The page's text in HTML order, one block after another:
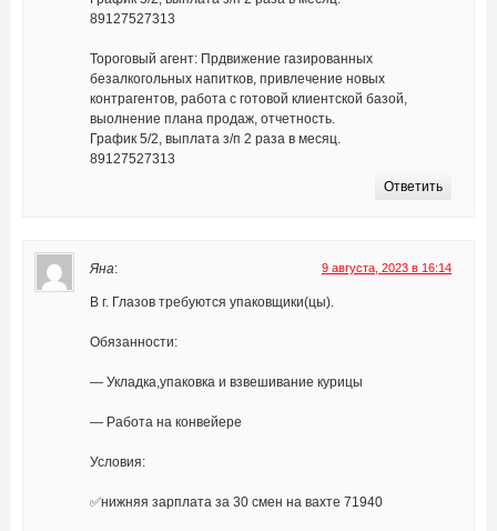
89127527313
Тороговый агент: Прдвижение газированных
безалкогольных напитков, привлечение новых
контрагентов, работа с готовой клиентской базой,
выолнение плана продаж, отчетность.
График 5/2, выплата з/п 2 раза в месяц.
89127527313
Ответить
Яна: 9 августа, 2023 в 16:14
В г. Глазов требуются упаковщики(цы).
Обязанности:
— Укладка,упаковка и взвешивание курицы
— Работа на конвейере
Условия:
✅нижняя зарплата за 30 смен на вахте 71940